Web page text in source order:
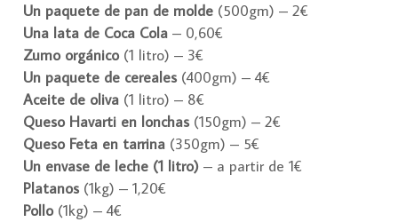
Un paquete de pan de molde (500gm) – 2€
Una lata de Coca Cola – 0,60€
Zumo orgánico (1 litro) – 3€
Un paquete de cereales (400gm) – 4€
Aceite de oliva (1 litro) – 8€
Queso Havarti en lonchas (150gm) – 2€
Queso Feta en tarrina (350gm) – 5€
Un envase de leche (1 litro) – a partir de 1€
Platanos (1kg) – 1,20€
Pollo (1kg) – 4€